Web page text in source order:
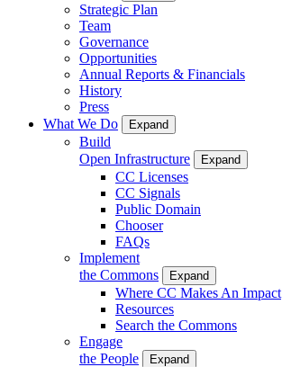
Strategic Plan
Team
Governance
Opportunities
Annual Reports & Financials
History
Press
What We Do
Expand
Build
Open Infrastructure
Expand
CC Licenses
CC Signals
Public Domain
Chooser
FAQs
Implement
the Commons
Expand
Where CC Makes An Impact
Resources
Search the Commons
Engage
the People
Expand